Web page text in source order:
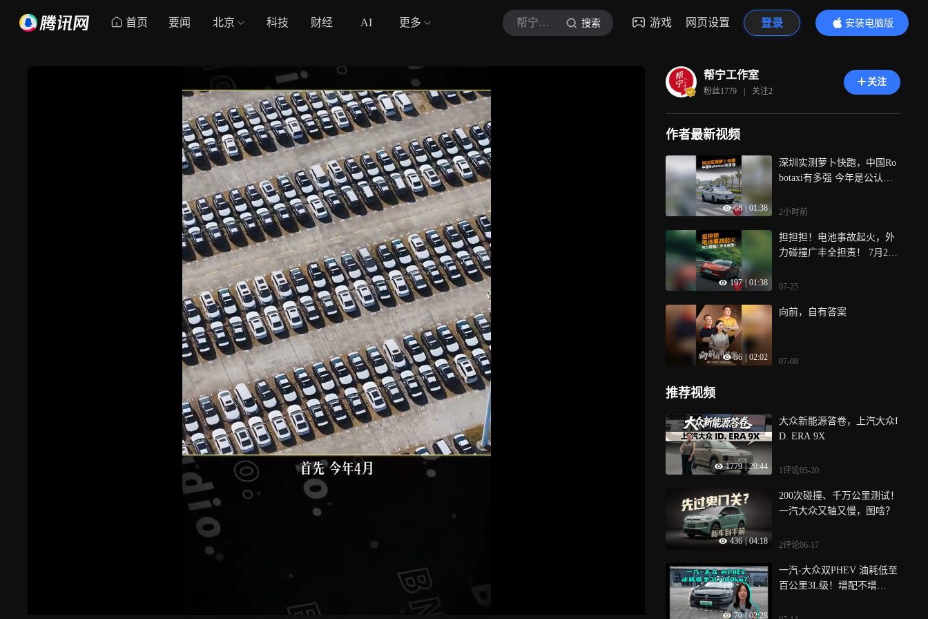
首页 要闻 北京 科技 财经 AI 更多 帮宁工作室 搜索 游戏 网页设置 登录
安装电脑版
内容更精彩
帮宁工作室
粉丝1779 | 关注2
关注
作者最新视频
68 01:38
深圳实测萝卜快跑，中国Ro
botaxi有多强 今年是公认的R
球自动驾驶赛道形成清晰竞
育Waymo，而在中国，深圳
成为无人驾驶标杆之城，近
感受中国Robotaxi水平
2小时前
197 01:38
担担担！电池事故起火，外
力碰撞广丰全担责！ 7月24
户大会，针对铂智7和铂智3
起火厂家全担责政策，并提
新能源汽车行业树立全新责
07-25
36 02:02
向前，自有答案
07-08
推荐视频
1779 | 20:44
大众新能源答卷，上汽大众I
D. ERA 9X
1评论05-20
436 | 04:18
200次碰撞、千万公里测试！
一汽大众又轴又慢，图啥？
2评论06-17
70 | 02:28
一汽-大众双PHEV 油耗低至
百公里3L级！增配不增